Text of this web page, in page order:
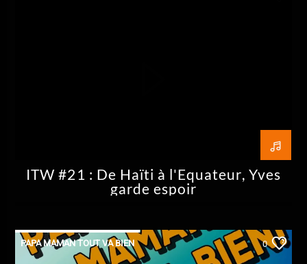
ITW #21 : De Haïti à l'Equateur, Yves
garde espoir
PAPA MAMAN TOUT VA BIEN 0